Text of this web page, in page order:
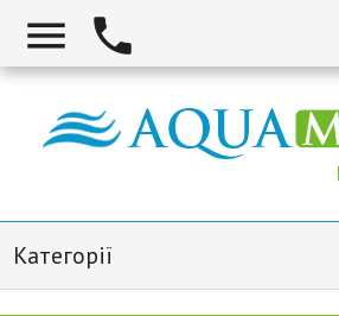
 
Категорії